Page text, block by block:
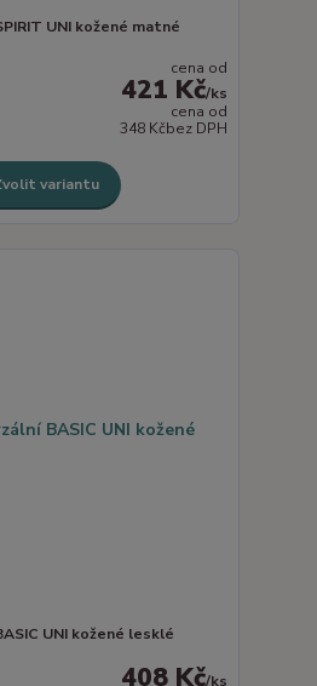
UNI kožené matné
cena od
421 Kč/ks
cena od
348 Kčbez DPH
variantu
UNI kožené lesklé
408 Kč/ks